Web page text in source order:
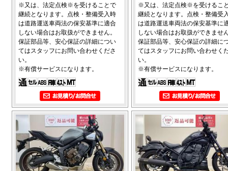
※又は、法定点検※を受けることで
継続となります。点検・整備受入時
は道路運送車両法の保安基準に適合
しない場合はお取扱ができません。
保証部品等、安心保証の詳細につい
てはスタッフにお問い合わせくださ
い。
※有償サービスになります。
※又は、法定点検※を受けるこ
継続となります。点検・整備受
は道路運送車両法の保安基準に
しない場合はお取扱ができませ
保証部品等、安心保証の詳細に
てはスタッフにお問い合わせく
い。
※有償サービスになります。